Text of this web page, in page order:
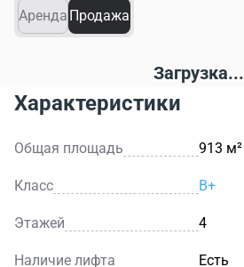
Аренда Продажа
Загрузка...
Характеристики
Общая площадь 913 м²
Класс B+
Этажей 4
Наличие лифта Есть